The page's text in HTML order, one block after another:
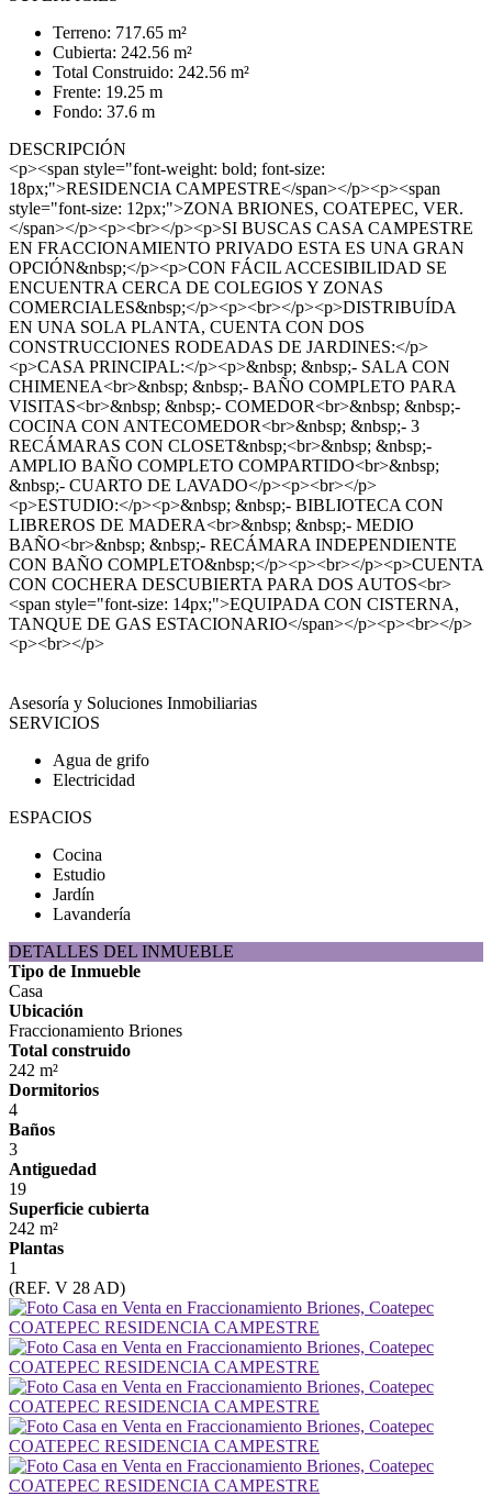
Terreno: 717.65 m²
Cubierta: 242.56 m²
Total Construido: 242.56 m²
Frente: 19.25 m
Fondo: 37.6 m
DESCRIPCIÓN
<p><span style="font-weight: bold; font-size:
18px;">RESIDENCIA CAMPESTRE</span></p><p><span
style="font-size: 12px;">ZONA BRIONES, COATEPEC, VER.
</span></p><p><br></p><p>SI BUSCAS CASA CAMPESTRE
EN FRACCIONAMIENTO PRIVADO ESTA ES UNA GRAN
OPCIÓN&nbsp;</p><p>CON FÁCIL ACCESIBILIDAD SE
ENCUENTRA CERCA DE COLEGIOS Y ZONAS
COMERCIALES&nbsp;</p><p><br></p><p>DISTRIBUÍDA
EN UNA SOLA PLANTA, CUENTA CON DOS
CONSTRUCCIONES RODEADAS DE JARDINES:</p>
<p>CASA PRINCIPAL:</p><p>&nbsp; &nbsp;- SALA CON
CHIMENEA<br>&nbsp; &nbsp;- BAÑO COMPLETO PARA
VISITAS<br>&nbsp; &nbsp;- COMEDOR<br>&nbsp; &nbsp;-
COCINA CON ANTECOMEDOR<br>&nbsp; &nbsp;- 3
RECÁMARAS CON CLOSET&nbsp;<br>&nbsp; &nbsp;-
AMPLIO BAÑO COMPLETO COMPARTIDO<br>&nbsp;
&nbsp;- CUARTO DE LAVADO</p><p><br></p>
<p>ESTUDIO:</p><p>&nbsp; &nbsp;- BIBLIOTECA CON
LIBREROS DE MADERA<br>&nbsp; &nbsp;- MEDIO
BAÑO<br>&nbsp; &nbsp;- RECÁMARA INDEPENDIENTE
CON BAÑO COMPLETO&nbsp;</p><p><br></p><p>CUENTA
CON COCHERA DESCUBIERTA PARA DOS AUTOS<br>
<span style="font-size: 14px;">EQUIPADA CON CISTERNA,
TANQUE DE GAS ESTACIONARIO</span></p><p><br></p>
<p><br></p>
Asesoría y Soluciones Inmobiliarias
SERVICIOS
Agua de grifo
Electricidad
ESPACIOS
Cocina
Estudio
Jardín
Lavandería
DETALLES DEL INMUEBLE
Tipo de Inmueble
Casa
Ubicación
Fraccionamiento Briones
Total construido
242 m²
Dormitorios
4
Baños
3
Antiguedad
19
Superficie cubierta
242 m²
Plantas
1
(REF. V 28 AD)